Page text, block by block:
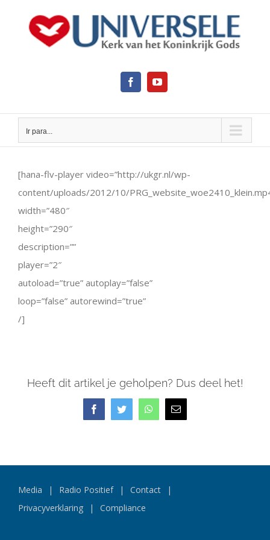
FacebookYouTube
Ir para...
Larger
Image
[hana-flv-player video=”http://ukgr.nl/wp-
content/uploads/2012/10/
width=”480″
height=”290″
description=””
player=”2″
autoload=”true” autoplay=”false”
loop=”false” autorewind=”true”
/]
Heeft dit artikel je geholpen? Dus deel het!
FacebookTwitterWhatsApp
E-
mail
Media Radio Positief
Contact
Privacyverklaring
Compliance